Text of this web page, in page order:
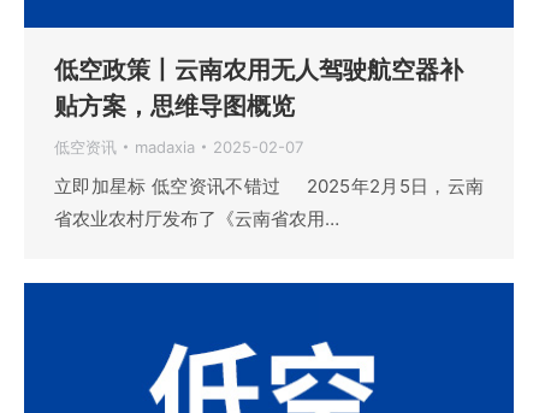
低空政策丨云南农用无人驾驶航空器补
贴方案，思维导图概览
低空资讯 madaxia 2025-02-07
立即加星标 低空资讯不错过 2025年2月5日，云南
省农业农村厅发布了《云南省农用…